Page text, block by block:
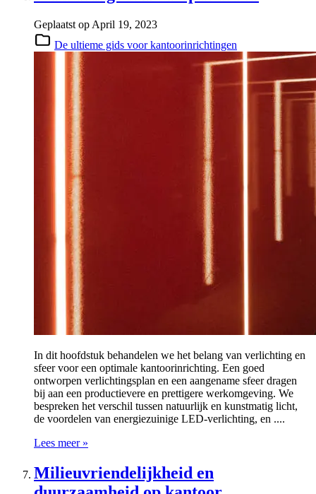
Geplaatst op April 19, 2023
De ultieme gids voor kantoorinrichtingen
In dit hoofdstuk behandelen we het belang van verlichting en
sfeer voor een optimale kantoorinrichting. Een goed
ontworpen verlichtingsplan en een aangename sfeer dragen
bij aan een productievere en prettigere werkomgeving. We
bespreken het verschil tussen natuurlijk en kunstmatig licht,
de voordelen van energiezuinige LED-verlichting, en ....
Lees meer »
Milieuvriendelijkheid en